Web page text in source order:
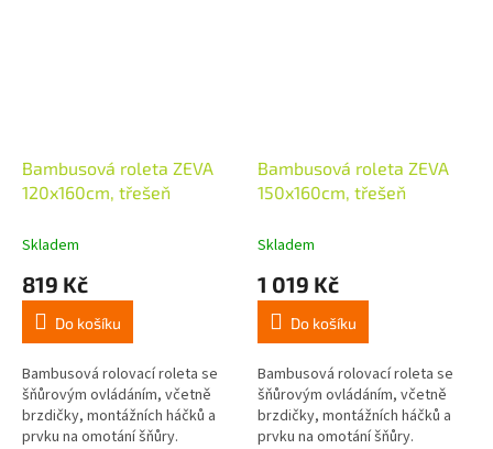
Bambusová roleta ZEVA
120x160cm, třešeň
Skladem
819 Kč
Do košíku
Bambusová rolovací roleta se
šňůrovým ovládáním, včetně
brzdičky, montážních háčků a
prvku na omotání šňůry.
Bambusová roleta ZEVA
150x160cm, třešeň
Skladem
1 019 Kč
Do košíku
Bambusová rolovací roleta se
šňůrovým ovládáním, včetně
brzdičky, montážních háčků a
prvku na omotání šňůry.